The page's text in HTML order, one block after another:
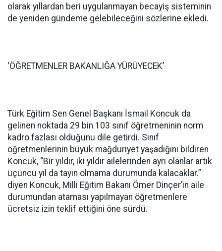
olarak yıllardan beri uygulanmayan becayiş sisteminin
de yeniden gündeme gelebileceğini sözlerine ekledi.
‘ÖĞRETMENLER BAKANLIĞA YÜRÜYECEK’
Türk Eğitim Sen Genel Başkanı İsmail Koncuk da
gelinen noktada 29 bin 103 sınıf öğretmeninin norm
kadro fazlası olduğunu dile getirdi. Sınıf
öğretmenlerinin büyük mağduriyet yaşadığını bildiren
Koncuk, “Bir yıldır, iki yıldır ailelerinden ayrı olanlar artık
üçüncü yıl da tayin olmama durumunda kalacaklar.”
diyen Koncuk, Milli Eğitim Bakanı Ömer Dinçer’in aile
durumundan ataması yapılmayan öğretmenlere
ücretsiz izin teklif ettiğini öne sürdü.